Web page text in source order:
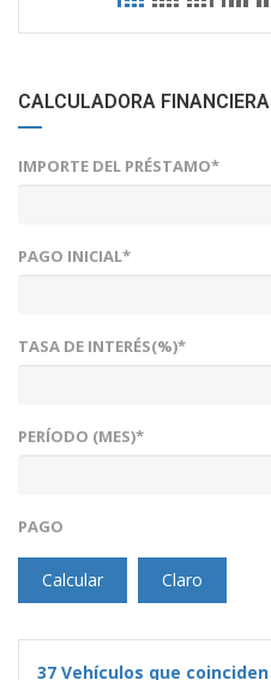
CALCULADORA FINANCIERA
IMPORTE DEL PRÉSTAMO*
PAGO INICIAL*
TASA DE INTERÉS(%)*
PERÍODO (MES)*
PAGO
Calcular Claro
37 Vehículos que coinciden